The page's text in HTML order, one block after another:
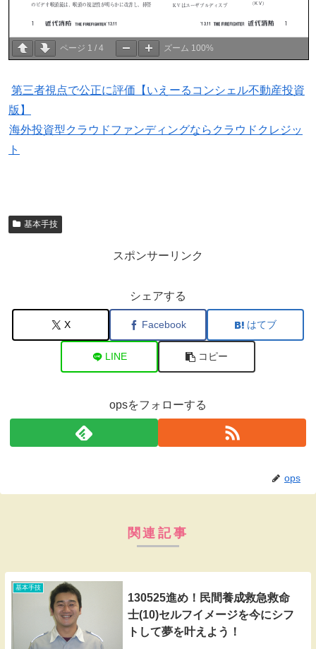
ページ 1 / 4 ズーム 100%
第三者視点で公正に評価【いえーるコンシェル不動産投資
版】
海外投資型クラウドファンディングならクラウドクレジッ
ト
基本手技
スポンサーリンク
シェアする
X Facebook はてブ
LINE コピー
opsをフォローする
ops
関連記事
基本手技
130525進め！民間養成救急救命
士(10)セルフイメージを今にシフ
トして夢を叶えよう！